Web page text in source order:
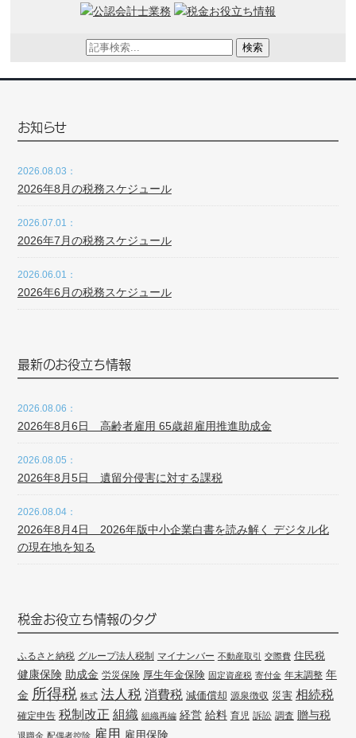
検索
お知らせ
2026.08.03：
2026年8月の税務スケジュール
2026.07.01：
2026年7月の税務スケジュール
2026.06.01：
2026年6月の税務スケジュール
最新のお役立ち情報
2026.08.06：
2026年8月6日 高齢者雇用 65歳超雇用推進助成金
2026.08.05：
2026年8月5日 遺留分侵害に対する課税
2026.08.04：
2026年8月4日 2026年版中小企業白書を読み解く デジタル化
の現在地を知る
税金お役立ち情報のタグ
ふるさと納税 グループ法人税制 マイナンバー 不動産取引 交際費 住民税
健康保険 助成金 労災保険 厚生年金保険 固定資産税 寄付金 年末調整 年
金 所得税 株式 法人税 消費税 減価償却 源泉徴収 災害 相続税
確定申告 税制改正 組織 組織再編 経営 給料 育児 訴訟 調査 贈与税
退職金 配偶者控除 雇用 雇用保険